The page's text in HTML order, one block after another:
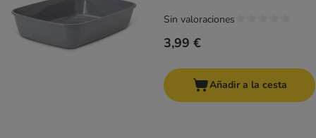
3,99 €
Sin valoraciones
Añadir a la cesta